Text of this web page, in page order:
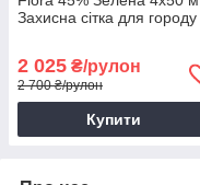
Захисна сітка для городу
2 025 ₴/рулон
2 700 ₴/рулон
Купити